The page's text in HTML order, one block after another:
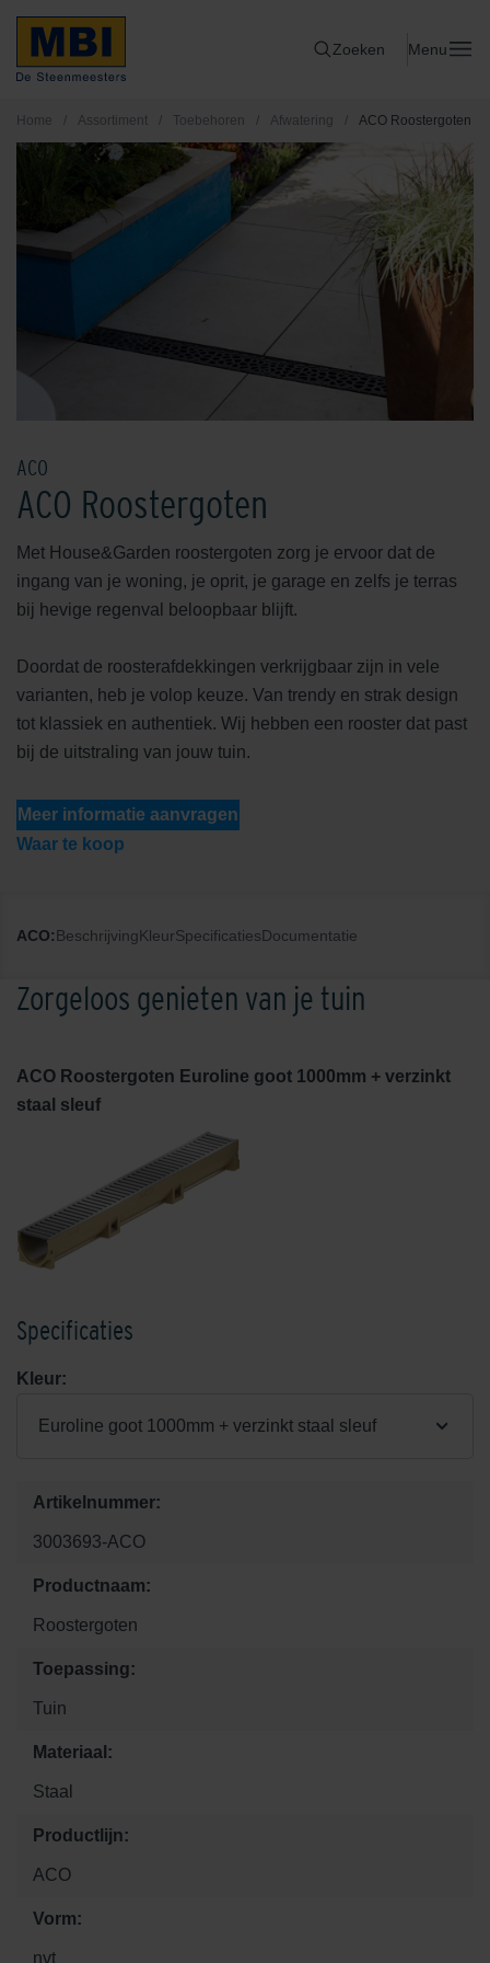
Zoeken Menu
Home / Assortiment / Toebehoren / Afwatering / ACO Roostergoten
ACO
ACO Roostergoten
Met House&Garden roostergoten zorg je ervoor dat de
ingang van je woning, je oprit, je garage en zelfs je terras
bij hevige regenval beloopbaar blijft.
Doordat de roosterafdekkingen verkrijgbaar zijn in vele
varianten, heb je volop keuze. Van trendy en strak design
tot klassiek en authentiek. Wij hebben een rooster dat past
bij de uitstraling van jouw tuin.
Meer informatie aanvragen
Waar te koop
ACO:BeschrijvingKleurSpecificatiesDocumentatie
Zorgeloos genieten van je tuin
ACO Roostergoten Euroline goot 1000mm + verzinkt
staal sleuf
Specificaties
Kleur:
Euroline goot 1000mm + verzinkt staal sleuf
Artikelnummer:
3003693-ACO
Productnaam:
Roostergoten
Toepassing:
Tuin
Materiaal:
Staal
Productlijn:
ACO
Vorm:
nvt